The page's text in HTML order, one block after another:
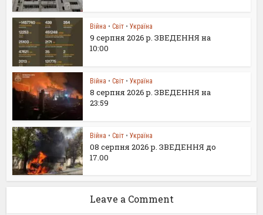
Війна • Світ • Україна
9 серпня 2026 р. ЗВЕДЕННЯ на
10:00
Війна • Світ • Україна
8 серпня 2026 р. ЗВЕДЕННЯ на
23:59
Війна • Світ • Україна
08 серпня 2026 р. ЗВЕДЕННЯ до
17.00
Leave a Comment